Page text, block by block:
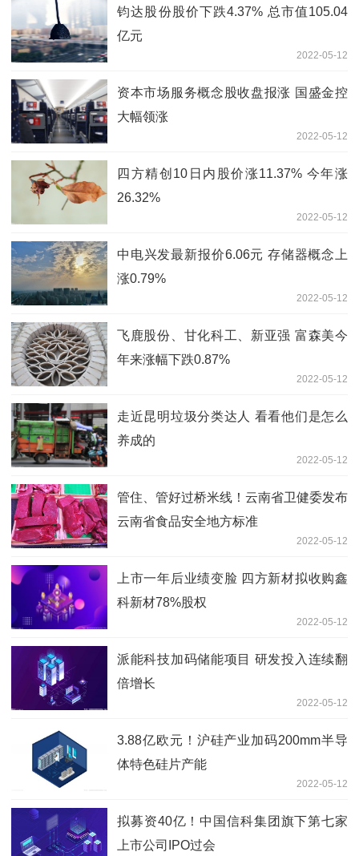
钧达股份股价下跌4.37% 总市值105.04
亿元
2022-05-12
资本市场服务概念股收盘报涨 国盛金控
大幅领涨
2022-05-12
四方精创10日内股价涨11.37% 今年涨
26.32%
2022-05-12
中电兴发最新报价6.06元 存储器概念上
涨0.79%
2022-05-12
飞鹿股份、甘化科工、新亚强 富森美今
年来涨幅下跌0.87%
2022-05-12
走近昆明垃圾分类达人 看看他们是怎么
养成的
2022-05-12
管住、管好过桥米线！云南省卫健委发布
云南省食品安全地方标准
2022-05-12
上市一年后业绩变脸 四方新材拟收购鑫
科新材78%股权
2022-05-12
派能科技加码储能项目 研发投入连续翻
倍增长
2022-05-12
3.88亿欧元！沪硅产业加码200mm半导
体特色硅片产能
2022-05-12
拟募资40亿！中国信科集团旗下第七家
上市公司IPO过会